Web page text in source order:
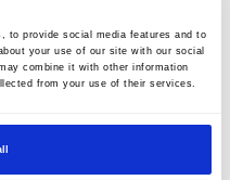
to provide social media features and to
your use of our site with our social
combine it with other information
from your use of their services.
быть изготовлен по
подходит для
насосов. Его
характеристики
для замены